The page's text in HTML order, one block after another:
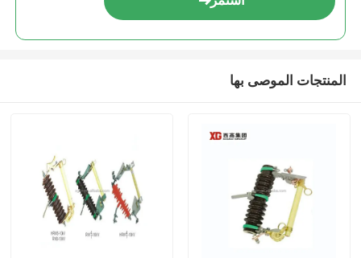
المنتجات الموصى بها